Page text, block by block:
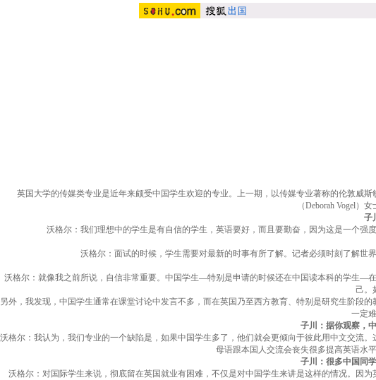
英国大学的传媒类专业是近年来颇受中国学生欢迎的专业。上一期，以传媒专业著称的伦敦威斯
（Deborah Vogel）
子
沃格尔：我们理想中的学生是有自信的学生，英语要好，而且要勤奋，因为这是一个强
沃格尔：面试的时候，学生需要对最新的时事有所了解。记者必须时刻了解世
沃格尔：就像我之前所说，自信非常重要。中国学生—特别是申请的时候还在中国读本科的学生—
己。
另外，我发现，中国学生通常在课堂讨论中发言不多，而在英国乃至西方教育、特别是研究生阶段
一定
子川：据你观察，
沃格尔：我认为，我们专业的一个缺陷是，如果中国学生多了，他们就会更倾向于彼此用中文交流
母语跟本国人交流会丧失很多提高英语水
子川：很多中国同
沃格尔：对国际学生来说，彻底留在英国就业有困难，不仅是对中国学生来讲是这样的情况。因